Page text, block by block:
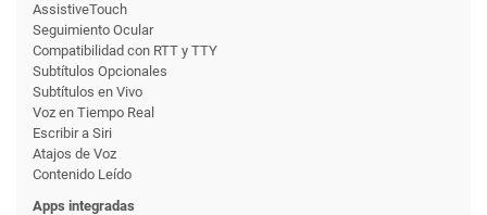
AssistiveTouch
Seguimiento Ocular
Compati­bilidad con RTT y TTY
Subtítulos Opcionales
Subtítulos en Vivo
Voz en Tiempo Real
Escribir a Siri
Atajos de Voz
Contenido Leído
Apps integradas